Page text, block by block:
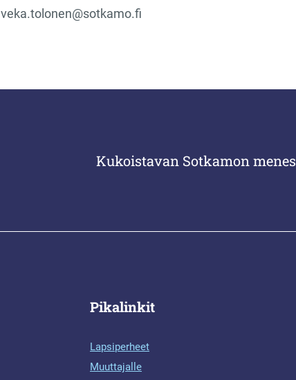
veka.tolonen@sotkamo.fi
Kukoistavan Sotkamon
Pikalinkit
Lapsiperheet
Muuttajalle